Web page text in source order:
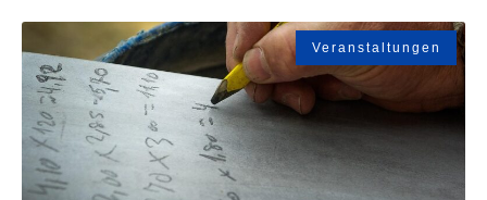
Veranstaltungen